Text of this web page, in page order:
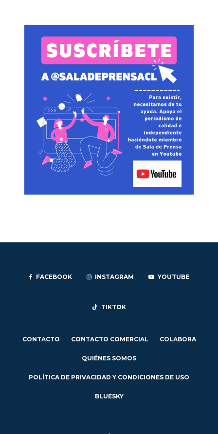
FACEBOOK INSTAGRAM YOUTUBE
TIKTOK
CONTACTO CONTACTO COMERCIAL COLABORA
QUIÉNES SOMOS
POLÍTICA DE PRIVACIDAD Y CONDICIONES DE USO
BLUESKY